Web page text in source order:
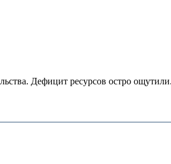
Дефицит ресурсов остро